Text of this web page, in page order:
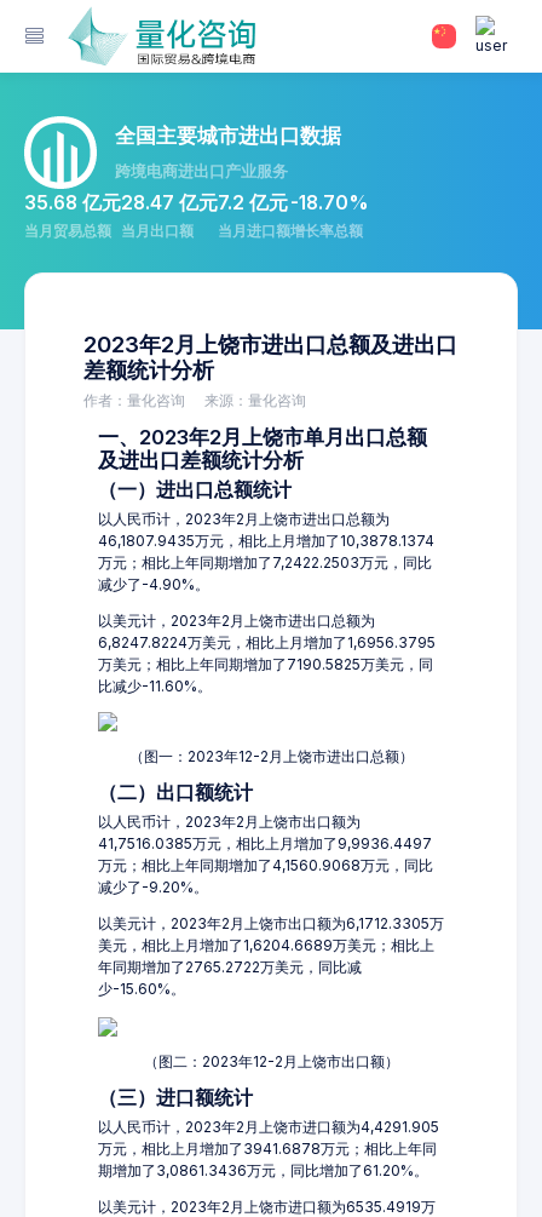
全国主要城市进出口数据
跨境电商进出口产业服务
35.68 亿元
当月贸易总额
28.47 亿元
当月出口额
7.2 亿元
当月进口额
-18.70%
增长率总额
2023年2月上饶市进出口总额及进出口
差额统计分析
作者：量化咨询 来源：量化咨询
一、2023年2月上饶市单月出口总额
及进出口差额统计分析
（一）进出口总额统计
以人民币计，2023年2月上饶市进出口总额为
46,1807.9435万元，相比上月增加了10,3878.1374
万元；相比上年同期增加了7,2422.2503万元，同比
减少了-4.90%。
以美元计，2023年2月上饶市进出口总额为
6,8247.8224万美元，相比上月增加了1,6956.3795
万美元；相比上年同期增加了7190.5825万美元，同
比减少-11.60%。
（图一：2023年12-2月上饶市进出口总额）
（二）出口额统计
以人民币计，2023年2月上饶市出口额为
41,7516.0385万元，相比上月增加了9,9936.4497
万元；相比上年同期增加了4,1560.9068万元，同比
减少了-9.20%。
以美元计，2023年2月上饶市出口额为6,1712.3305万
美元，相比上月增加了1,6204.6689万美元；相比上
年同期增加了2765.2722万美元，同比减
少-15.60%。
（图二：2023年12-2月上饶市出口额）
（三）进口额统计
以人民币计，2023年2月上饶市进口额为4,4291.905
万元，相比上月增加了3941.6878万元；相比上年同
期增加了3,0861.3436万元，同比增加了61.20%。
以美元计，2023年2月上饶市进口额为6535.4919万